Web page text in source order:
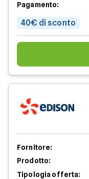
Pagamento:
40€ di sconto
Fornitore:
Prodotto:
Tipologia offerta: